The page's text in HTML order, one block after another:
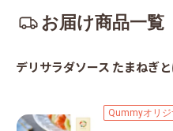
お届け商品一覧
デリサラダソース たまねぎ
Qummyオリ